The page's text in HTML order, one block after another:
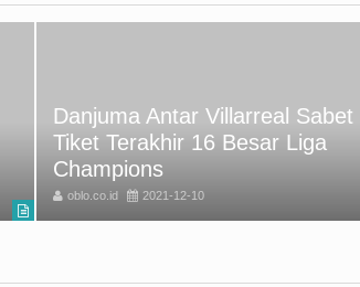
Danjuma Antar Villarreal Sabet
Tiket Terakhir 16 Besar Liga
Champions
oblo.co.id 2021-12-10